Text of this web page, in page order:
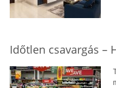
Időtlen csavargás –